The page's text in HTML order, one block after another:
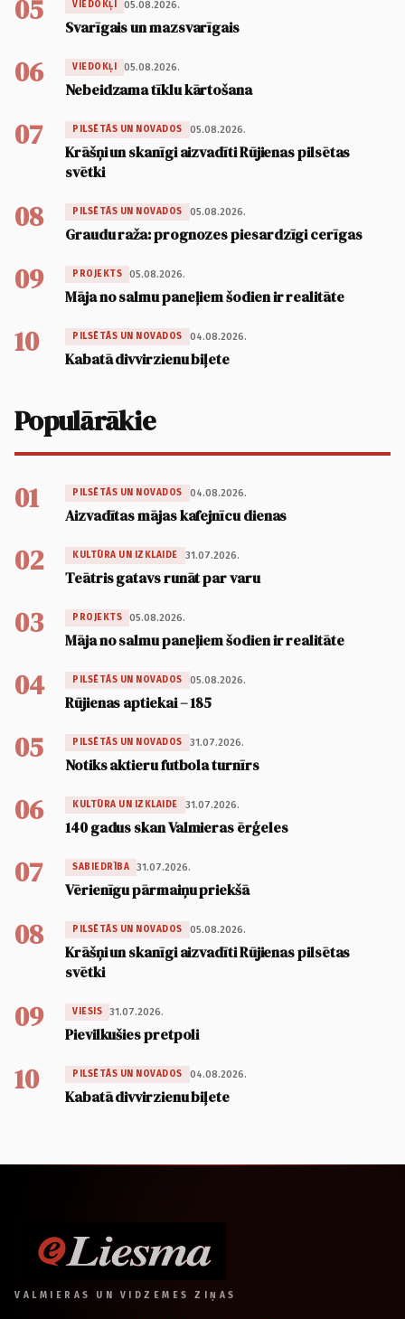
05 VIEDOKĻI 05.08.2026.
Svarīgais un mazsvarīgais
06 VIEDOKĻI 05.08.2026.
Nebeidzama tīklu kārtošana
07 PILSĒTĀS UN NOVADOS 05.08.2026.
Krāšņi un skanīgi aizvadīti Rūjienas pilsētas
svētki
08 PILSĒTĀS UN NOVADOS 05.08.2026.
Graudu raža: prognozes piesardzīgi cerīgas
09 PROJEKTS 05.08.2026.
Māja no salmu paneļiem šodien ir realitāte
10 PILSĒTĀS UN NOVADOS 04.08.2026.
Kabatā divvirzienu biļete
Populārākie
01 PILSĒTĀS UN NOVADOS 04.08.2026.
Aizvadītas mājas kafejnīcu dienas
02 KULTŪRA UN IZKLAIDE 31.07.2026.
Teātris gatavs runāt par varu
03 PROJEKTS 05.08.2026.
Māja no salmu paneļiem šodien ir realitāte
04 PILSĒTĀS UN NOVADOS 05.08.2026.
Rūjienas aptiekai – 185
05 PILSĒTĀS UN NOVADOS 31.07.2026.
Notiks aktieru futbola turnīrs
06 KULTŪRA UN IZKLAIDE 31.07.2026.
140 gadus skan Valmieras ērģeles
07 SABIEDRĪBA 31.07.2026.
Vērienīgu pārmaiņu priekšā
08 PILSĒTĀS UN NOVADOS 05.08.2026.
Krāšņi un skanīgi aizvadīti Rūjienas pilsētas
svētki
09 VIESIS 31.07.2026.
Pievilkušies pretpoli
10 PILSĒTĀS UN NOVADOS 04.08.2026.
Kabatā divvirzienu biļete
VALMIERAS UN VIDZEMES ZIŅAS